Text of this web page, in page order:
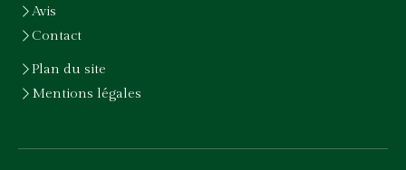
Avis
Contact
Plan du site
Mentions légales